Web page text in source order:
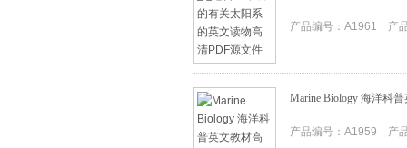
产品编号：A1961 产
Marine Biology 海洋科
产品编号：A1959 产